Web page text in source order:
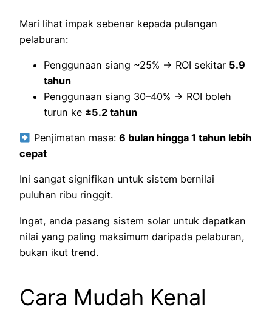
Mari lihat impak sebenar kepada pulangan
pelaburan:
Penggunaan siang ~25% → ROI sekitar 5.9
tahun
Penggunaan siang 30–40% → ROI boleh
turun ke ±5.2 tahun
Penjimatan masa: 6 bulan hingga 1 tahun lebih
cepat
Ini sangat signifikan untuk sistem bernilai
puluhan ribu ringgit.
Ingat, anda pasang sistem solar untuk dapatkan
nilai yang paling maksimum daripada pelaburan,
bukan ikut trend.
Cara Mudah Kenal